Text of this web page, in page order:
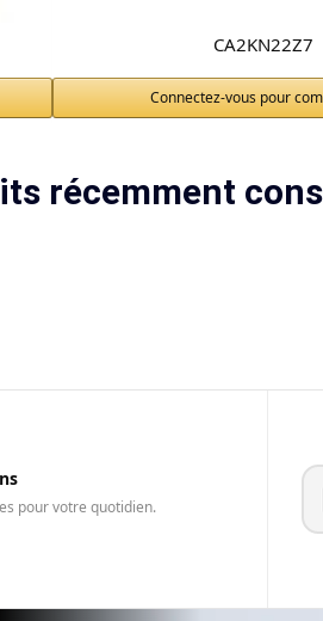
CA2KN22Z7
Connectez-vous pour
récemment
pour votre quotidien.